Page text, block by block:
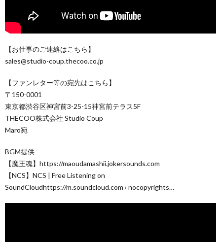
【お仕事のご連絡はこちら】
sales@studio-coup.thecoo.co.jp
【ファンレター等の宛先はこちら】
〒150-0001
東京都渋谷区神宮前3-25-15神宮前テラス5F
THECOO株式会社 Studio Coup
Maro宛
BGM提供
【魔王魂】https://maoudamashii.jokersounds.com
【NCS】NCS | Free Listening on
SoundCloudhttps://m.soundcloud.com › nocopyrights…